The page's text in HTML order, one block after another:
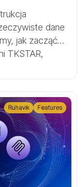
dane
jak zacząć
TKSTAR,
Ruhavik Features